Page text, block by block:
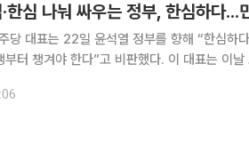
한심 나눠 싸우는 정부, 한심하다...
당 대표는 22일 윤석열 정부를 향해 “한심하
고 비판했다. 이 대표는 이날 오전 최고위원회의에서 “국가적